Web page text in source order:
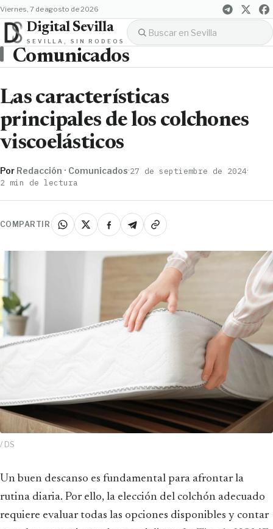
viernes, 7 de agosto de 2026
Digital Sevilla
SEVILLA, SIN RODEOS
Comunicados
Las características
principales de los colchones
viscoelásticos
Por Redacción · Comunicados·27 de septiembre de 2024·
2 min de lectura
COMPARTIR
/ DS
Un buen descanso es fundamental para afrontar la
rutina diaria. Por ello, la elección del colchón adecuado
requiere evaluar todas las opciones disponibles y contar